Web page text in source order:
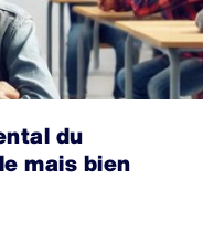
du
mais bien